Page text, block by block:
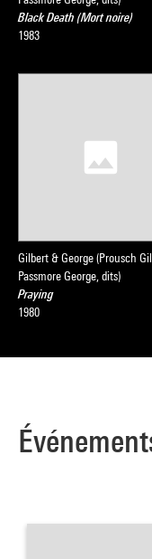
Source :
collection du Centre
Black Death (Mort noire)
1983
Gilbert & George (Prousch
Passmore George, dits)
Praying
1980